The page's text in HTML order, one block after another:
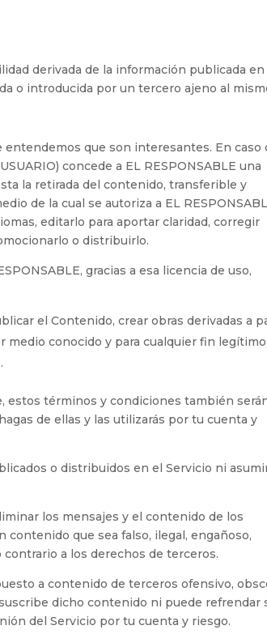
derivada de la información publicada en
o introducida por un tercero ajeno al
que son interesantes. En caso
concede a EL RESPONSABLE una
la retirada del contenido, transferible y
de la cual se autoriza a EL
editarlo para aportar claridad, corregir
o distribuirlo.
gracias a esa licencia de uso,
el Contenido, crear obras derivadas a
conocido y para cualquier fin
estos términos y condiciones también
de ellas y las utilizarás por tu cuenta y
o distribuidos en el Servicio ni
los mensajes y el contenido de los
contenido que sea falso, ilegal, engañoso,
a los derechos de terceros.
a contenido de terceros ofensivo,
dicho contenido ni puede refrendar
del Servicio por tu cuenta y riesgo.